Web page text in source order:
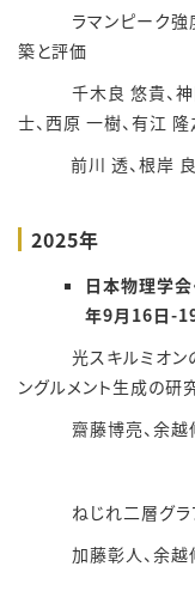
ラマンピーク強度
築と評価
千木良 悠貴、神田
士、西原 一樹、有江 隆
前川 透、根岸
2025年
日本物理学会
年9月16日-
光スキルミオンの
ングルメント生成の研
齋藤博亮、余越
ねじれ二層グラフ
加藤彰人、余越